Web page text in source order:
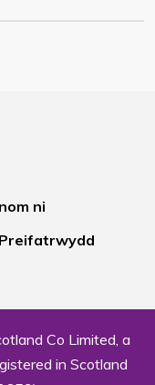
ni
Co Limited, a
in Scotland